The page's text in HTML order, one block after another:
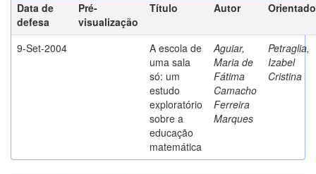
Data de
defesa
Pré-
visualização
Título Autor
9-Set-2004
A escola de
uma sala
só: um
estudo
exploratório
sobre a
educação
matemática
Aguiar,
Maria de
Fátima
Camacho
Ferreira
Marques
Petraglia,
Izabel
Cristina